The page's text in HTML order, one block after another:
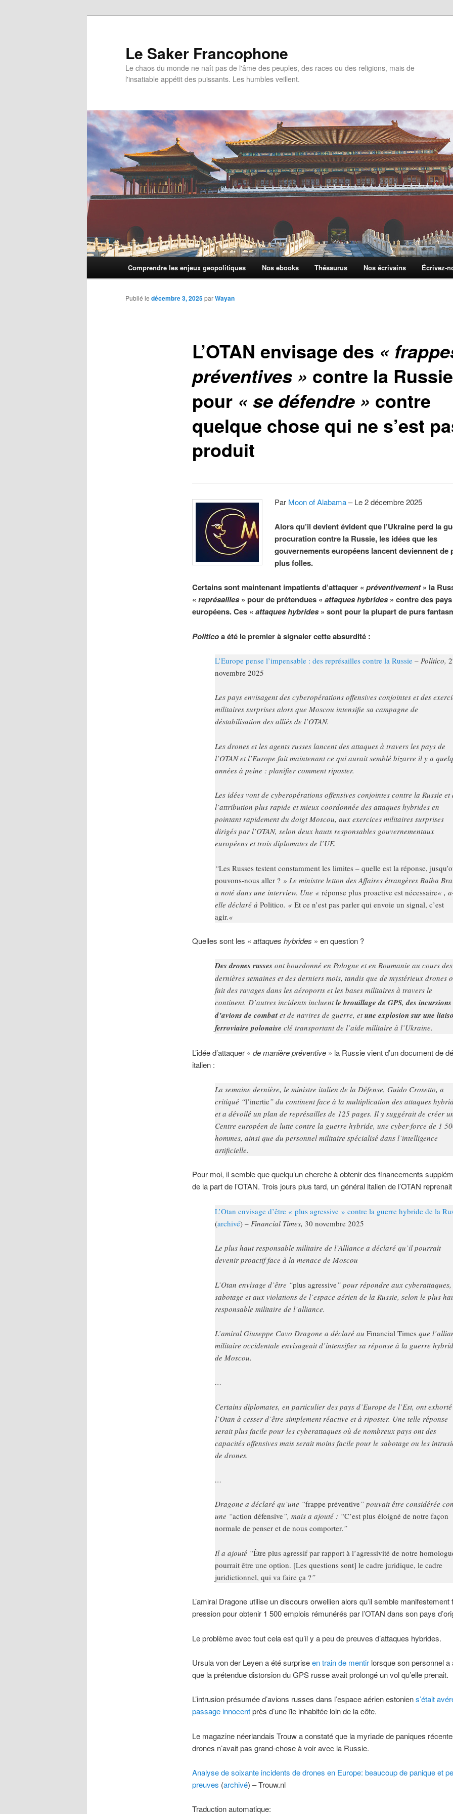
Le Saker Francophone
Le chaos du monde ne naît pas de l'âme des peuples, des races ou des religions, mais de
l'insatiable appétit des puissants. Les humbles veillent.
Comprendre les enjeux geopolitiques Nos ebooks Thésaurus Nos écrivains Écrivez-
L’OTAN envisage des «
préventives » contre la Russie
pour « se défendre » contre
quelque chose qui ne s’est
produit
Publié le décembre 3, 2025parWayan
Par Moon of Alabama– Le 2 décembre 2025
Alors qu’il devient évident que l’Ukraine perd la
procuration contre la Russie, les idées que les
gouvernements européens lancent deviennent de
plus folles.
Certains sont maintenant impatients d’attaquer « préventivement» la
« représailles» pour de prétendues « attaques hybrides» contre des pays
européens. Ces « attaques hybrides» sont pour la plupart de purs
Politicoa été le premier à signaler cette absurdité :
L’Europe pense l’impensable : des représailles contre la Russie–Politico,
novembre 2025
Les pays envisagent des cyberopérations offensives conjointes et des
militaires surprises alors que Moscou intensifie sa campagne de
déstabilisation des alliés de l’OTAN.
Les drones et les agents russes lancent des attaques à travers les pays de
l’OTAN et l’Europe fait maintenant ce qui aurait semblé bizarre il y a
années à peine : planifier comment riposter.
Les idées vont de cyberopérations offensives conjointes contre la Russie et
l’attribution plus rapide et mieux coordonnée des attaques hybrides en
pointant rapidement du doigt Moscou, aux exercices militaires surprises
dirigés par l’OTAN, selon deux hauts responsables gouvernementaux
européens et trois diplomates de l’UE.
“Les Russes testent constamment les limites – quelle est la réponse,
pouvons-nous aller ?» Le ministre letton des Affaires étrangères Baiba
a noté dans une interview. Une « réponse plus proactive est nécessaire« ,
elle déclaré à Politico. « Et ce n’est pas parler qui envoie un signal, c’est
agir.«
Quelles sont les « attaques hybrides » en question ?
Des drones russes ont bourdonné en Pologne et en Roumanie au cours des
dernières semaines et des derniers mois, tandis que de mystérieux drones
fait des ravages dans les aéroports et les bases militaires à travers le
continent. D’autres incidents incluentle brouillage de GPS,des incursions
d’avions de combatet de navires de guerre, etune explosion sur une
ferroviaire polonaise clé transportant de l’aide militaire à l’Ukraine.
L’idée d’attaquer « de manière préventive» la Russie vient d’un document de
italien :
La semaine dernière, le ministre italien de la Défense, Guido Crosetto, a
critiqué “l’inertie” du continent face à la multiplication des attaques
et a dévoilé un plan de représailles de 125 pages. Il y suggérait de créer
Centre européen de lutte contre la guerre hybride, une cyber-force de 1
hommes, ainsi que du personnel militaire spécialisé dans l’intelligence
artificielle.
Pour moi, il semble que quelqu’un cherche à obtenir des financements
de la part de l’OTAN. Trois jours plus tard, un général italien de l’OTAN reprenait
L’Otan envisage d’être « plus agressive » contre la guerre hybride de la
(archivé)– Financial Times, 30 novembre 2025
Le plus haut responsable militaire de l’Alliance a déclaré qu’il pourrait
devenir proactif face à la menace de Moscou
L’Otan envisage d’être “plus agressive” pour répondre aux cyberattaques,
sabotage et aux violations de l’espace aérien de la Russie, selon le plus
responsable militaire de l’alliance.
L’amiral Giuseppe Cavo Dragone a déclaré au Financial Times que
militaire occidentale envisageait d’intensifier sa réponse à la guerre
de Moscou.
…
Certains diplomates, en particulier des pays d’Europe de l’Est, ont exhorté
l’Otan à cesser d’être simplement réactive et à riposter. Une telle réponse
serait plus facile pour les cyberattaques où de nombreux pays ont des
capacités offensives mais serait moins facile pour le sabotage ou les
de drones.
…
Dragone a déclaré qu’une “frappe préventive” pouvait être considérée
une “action défensive”, mais a ajouté : “C’est plus éloigné de notre façon
normale de penser et de nous comporter.”
Il a ajouté “Être plus agressif par rapport à l’agressivité de notre
pourrait être une option. [Les questions sont] le cadre juridique, le cadre
juridictionnel, qui va faire ça ?”
L’amiral Dragone utilise un discours orwellien alors qu’il semble manifestement
pression pour obtenir 1 500 emplois rémunérés par l’OTAN dans son pays
Le problème avec tout cela est qu’il y a peu de preuves d’attaques hybrides.
Ursula von der Leyen a été surpriseen train de mentirlorsque son personnel a
que la prétendue distorsion du GPS russe avait prolongé un vol qu’elle prenait.
L’intrusion présumée d’avions russes dans l’espace aérien estoniens’était
passage innocentprès d’une île inhabitée loin de la côte.
Le magazine néerlandais Trouw a constaté que la myriade de paniques
drones n’avait pas grand-chose à voir avec la Russie.
Analyse de soixante incidents de drones en Europe: beaucoup de panique et
preuves (archivé) – Trouw.nl
Traduction automatique: